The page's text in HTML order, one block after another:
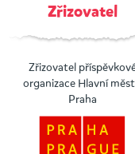
Zřizovatel
Zřizovatel
organizace Hlavní
Praha